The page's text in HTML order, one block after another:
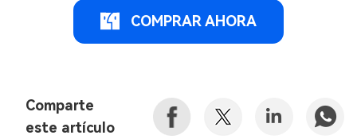
COMPRAR AHORA
Comparte
este artículo